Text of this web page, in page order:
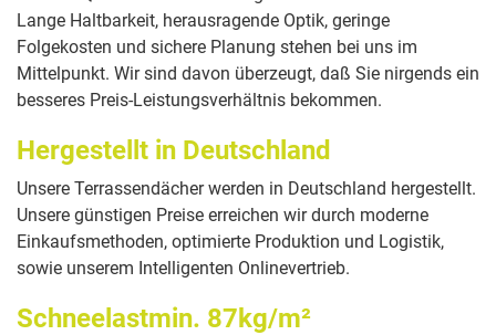
Lange Haltbarkeit, herausragende Optik, geringe
Folgekosten und sichere Planung stehen bei uns im
Mittelpunkt. Wir sind davon überzeugt, daß Sie nirgends ein
besseres Preis-Leistungsverhältnis bekommen.
Hergestellt in Deutschland
Unsere Terrassendächer werden in Deutschland hergestellt.
Unsere günstigen Preise erreichen wir durch moderne
Einkaufsmethoden, optimierte Produktion und Logistik,
sowie unserem Intelligenten Onlinevertrieb.
Schneelastmin. 87kg/m²